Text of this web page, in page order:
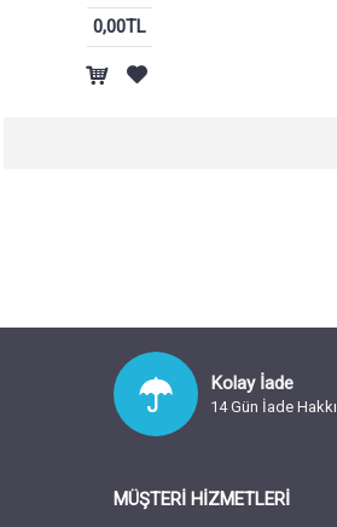
0,00TL
Kolay İade
14 Gün İade Hakkı
MÜŞTERİ HİZMETLERİ